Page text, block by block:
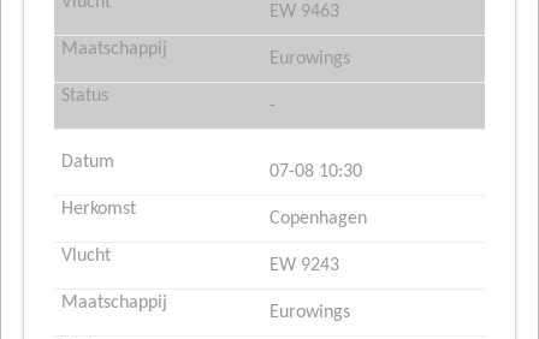
EW 9463
Eurowings
-
07-08 10:30
Copenhagen
EW 9243
Eurowings